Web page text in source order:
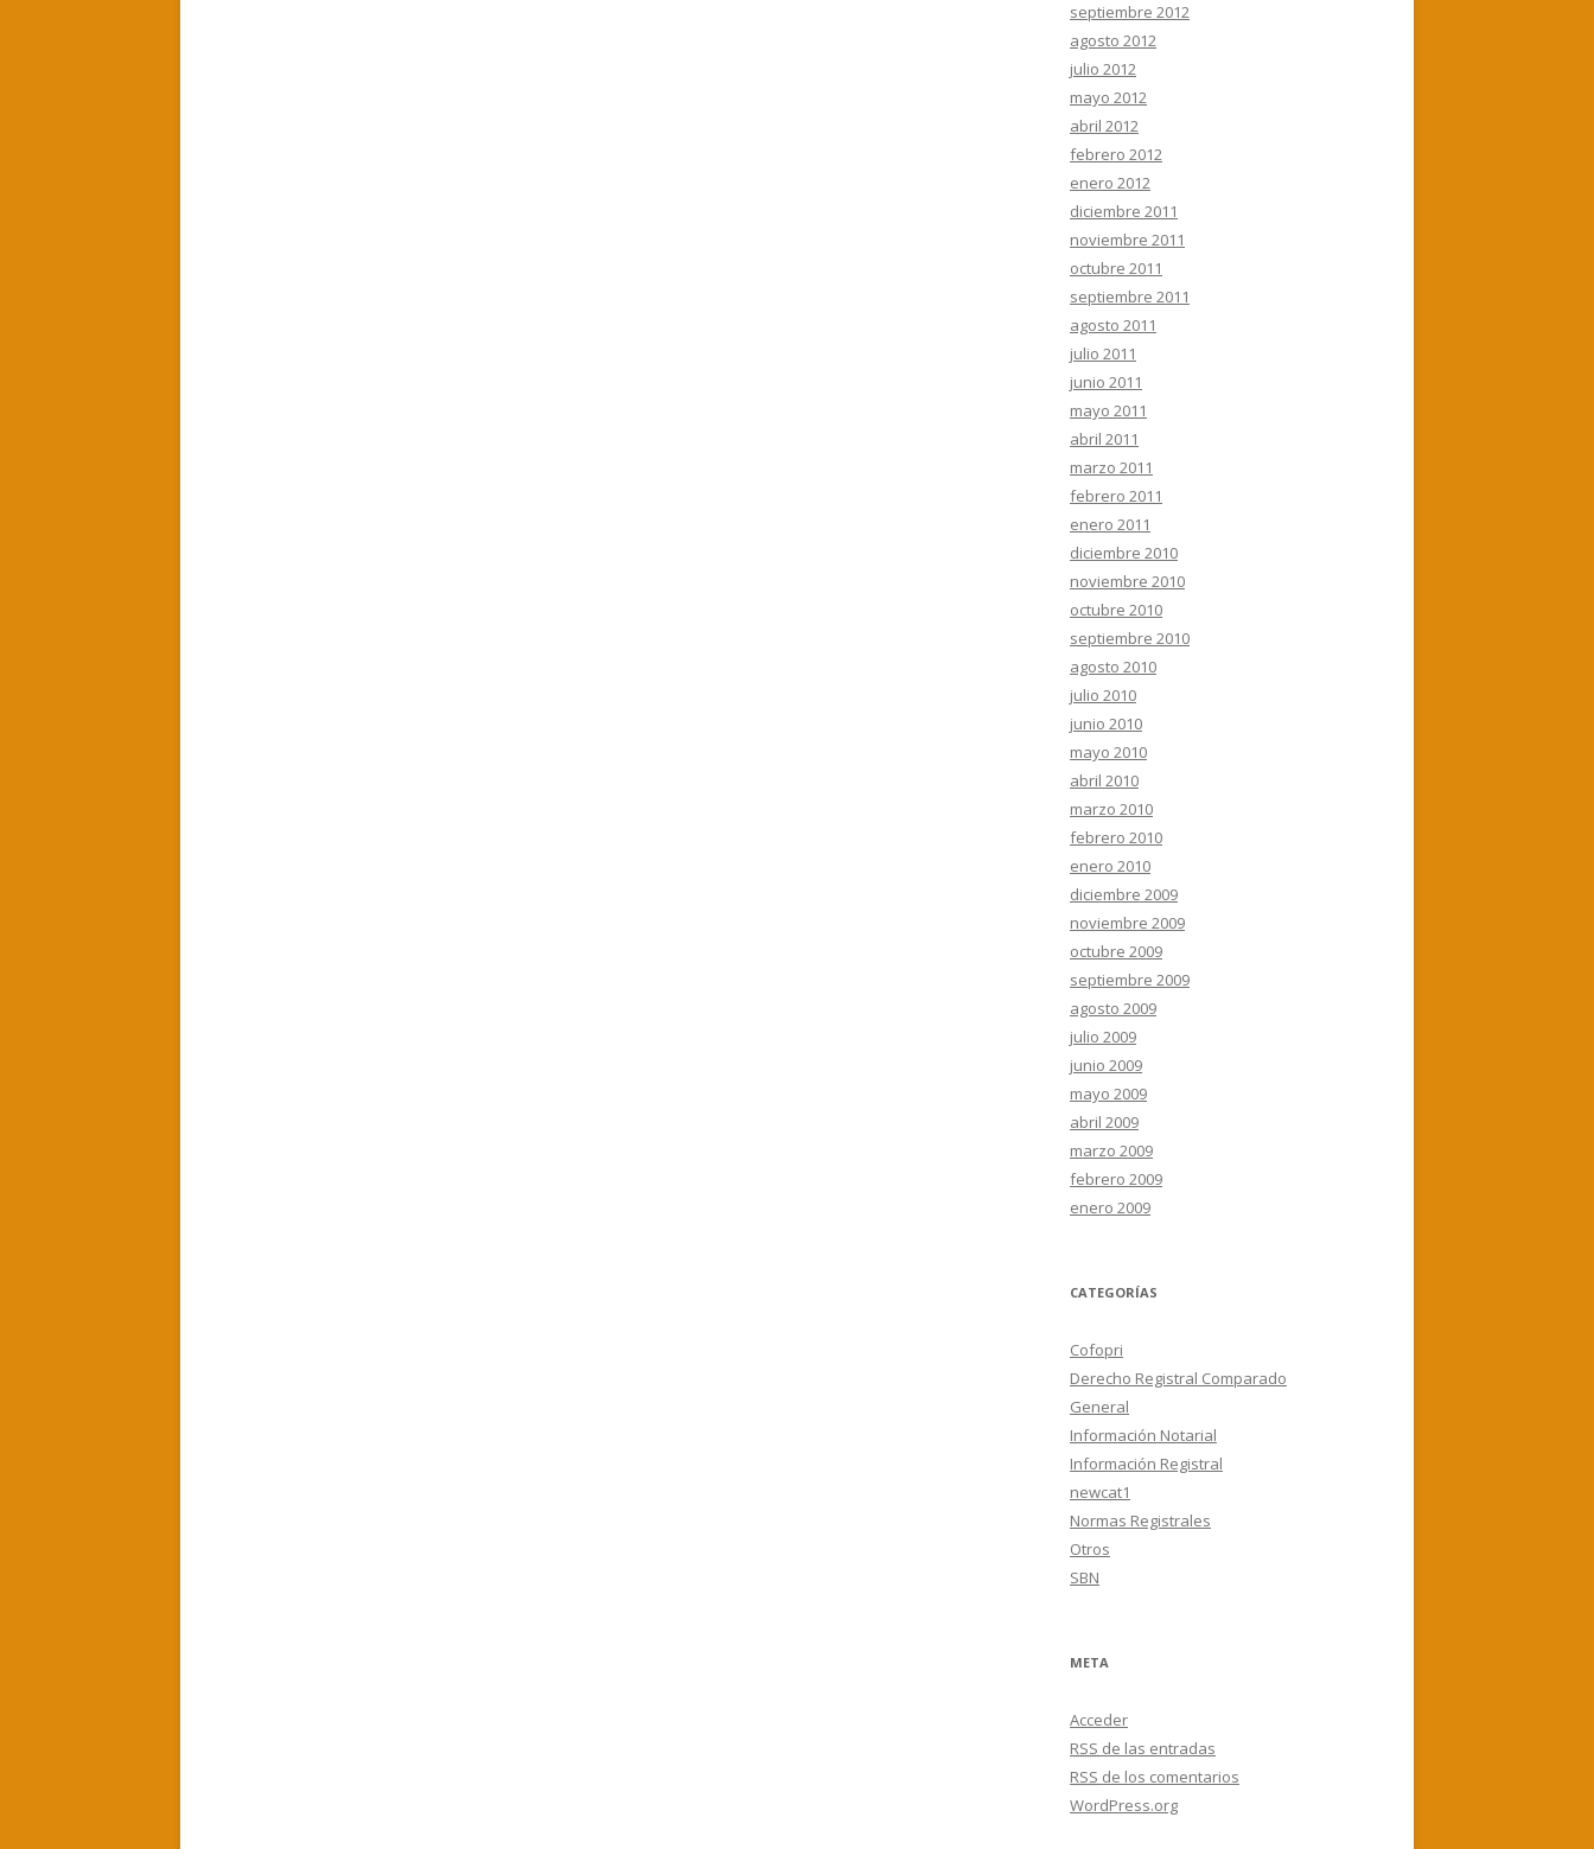
septiembre 2012
agosto 2012
julio 2012
mayo 2012
abril 2012
febrero 2012
enero 2012
diciembre 2011
noviembre 2011
octubre 2011
septiembre 2011
agosto 2011
julio 2011
junio 2011
mayo 2011
abril 2011
marzo 2011
febrero 2011
enero 2011
diciembre 2010
noviembre 2010
octubre 2010
septiembre 2010
agosto 2010
julio 2010
junio 2010
mayo 2010
abril 2010
marzo 2010
febrero 2010
enero 2010
diciembre 2009
noviembre 2009
octubre 2009
septiembre 2009
agosto 2009
julio 2009
junio 2009
mayo 2009
abril 2009
marzo 2009
febrero 2009
enero 2009
CATEGORÍAS
Cofopri
Derecho Registral Comparado
General
Información Notarial
Información Registral
newcat1
Normas Registrales
Otros
SBN
META
Acceder
RSS de las entradas
RSS de los comentarios
WordPress.org